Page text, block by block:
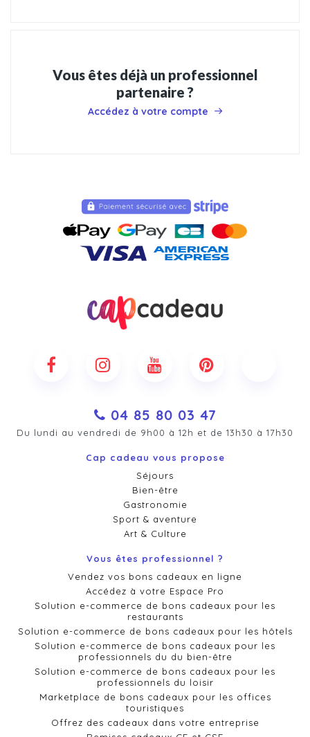
Vous êtes déjà un professionnel
partenaire ?
Accédez à votre compte
04 85 80 03 47
Du lundi au vendredi de 9h00 à 12h et de 13h30 à 17h30
Cap cadeau vous propose
Séjours
Bien-être
Gastronomie
Sport & aventure
Art & Culture
Vous êtes professionnel ?
Vendez vos bons cadeaux en ligne
Accédez à votre Espace Pro
Solution e-commerce de bons cadeaux pour les
restaurants
Solution e-commerce de bons cadeaux pour les hôtels
Solution e-commerce de bons cadeaux pour les
professionnels du du bien-être
Solution e-commerce de bons cadeaux pour les
professionnels du loisir
Marketplace de bons cadeaux pour les offices
touristiques
Offrez des cadeaux dans votre entreprise